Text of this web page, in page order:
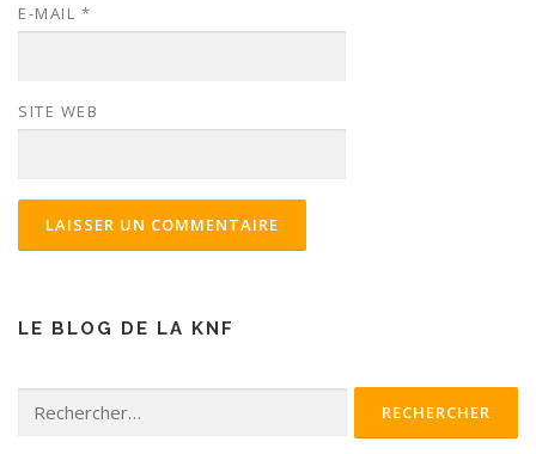
E-MAIL *
SITE WEB
LE BLOG DE LA KNF